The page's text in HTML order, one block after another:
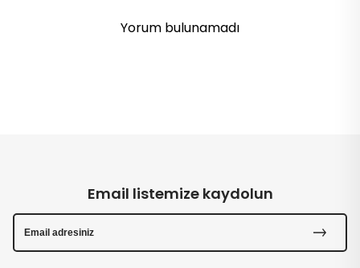
Yorum bulunamadı
Email listemize kaydolun